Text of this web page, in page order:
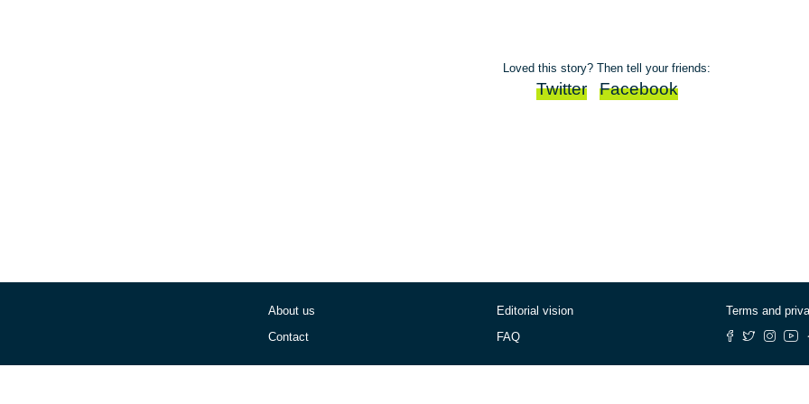
Loved this story? Then tell your friends:
Twitter Facebook
About us
Contact
Editorial vision
FAQ
Terms and